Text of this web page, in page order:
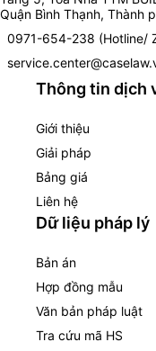
Quận Bình Thạnh, Thành
0971-654-238 (Hotline/
Thông tin dịch
Giới thiệu
Giải pháp
Bảng giá
Liên hệ
Dữ liệu pháp lý
Bản án
Hợp đồng mẫu
Văn bản pháp luật
Tra cứu mã HS